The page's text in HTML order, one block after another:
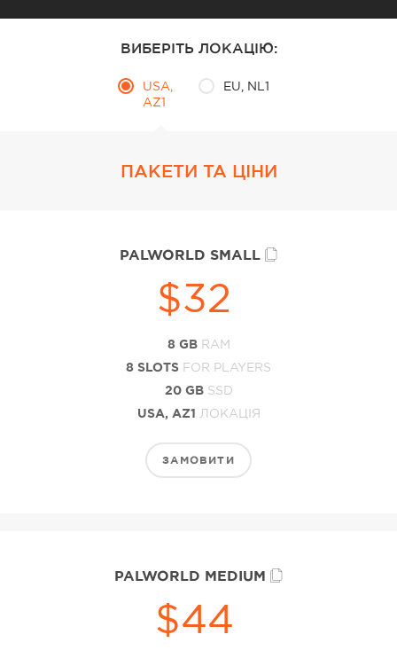
ВИБЕРІТЬ ЛОКАЦІЮ:
USA,
AZ1
EU, NL1
ПАКЕТИ ТА ЦІНИ
PALWORLD SMALL
$32
8 GBRAM
8 SLOTS FOR PLAYERS
20 GBSSD
USA, AZ1 ЛОКАЦІЯ
ЗАМОВИТИ
PALWORLD MEDIUM
$44